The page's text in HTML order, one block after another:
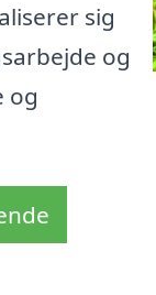
sig
og
og